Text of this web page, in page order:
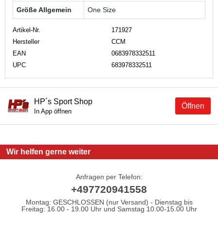
Größe Allgemein One Size
Artikel-Nr.
171927
Hersteller
CCM
EAN
0683978332511
UPC
683978332511
Öffnen
HP´s Sport Shop
In App öffnen
Wir helfen gerne weiter
Anfragen per Telefon:
+497720941558
Montag: GESCHLOSSEN (nur Versand) - Dienstag bis
Freitag: 16.00 - 19.00 Uhr und Samstag 10.00-15.00 Uhr